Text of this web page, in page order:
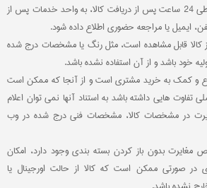
- وجود مغایرت، باید حداکثر طی 24 ساعت پس از دریافت کالا، به واحد خدمات پس از
ایمیل یا مراجعه حضوری اطلاع داده شود.
کالا قابل مشاهده است، مثل رنگ یا مشخصات درج شده
خود باشد و از آن استفاده نشده باشد.
کمک به خرید مشتری است و از آنجا که ممکن است
تفاوت هایی داشته باشد به استناد آنها نمی توان اعلام
در مشخصات کالا، مشخصات فنی درج شده در وب
بدون باز کردن بسته بندی وجود دارد، امکان
صورتی ممکن است که کالا از حالت اورجینال یا